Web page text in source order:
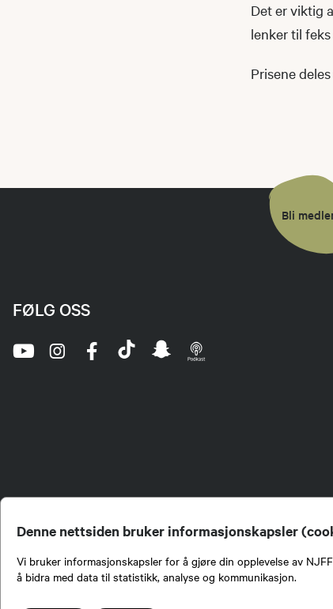
Denne nettsiden bruker informasjonskapsler
Vi bruker informasjonskapsler for å gjøre din opplevelse av
å bidra med data til statistikk, analyse og kommunikasjon.
Det er viktig
lenker til
Prisene
Bli
FØLG OSS
Norges Jeger-
formidling av